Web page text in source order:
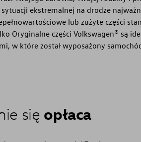
ekstremalnej na drodze
lub zużyte części
Oryginalne części Volkswagen® są
w które został wyposażony
się opłaca